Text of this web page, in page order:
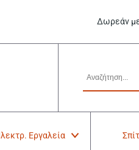
Δωρεάν
Εργαλεία